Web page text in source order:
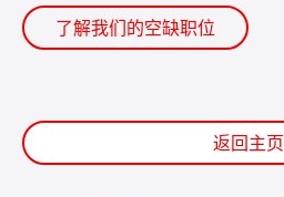
了解我们的空缺职位
返回主页